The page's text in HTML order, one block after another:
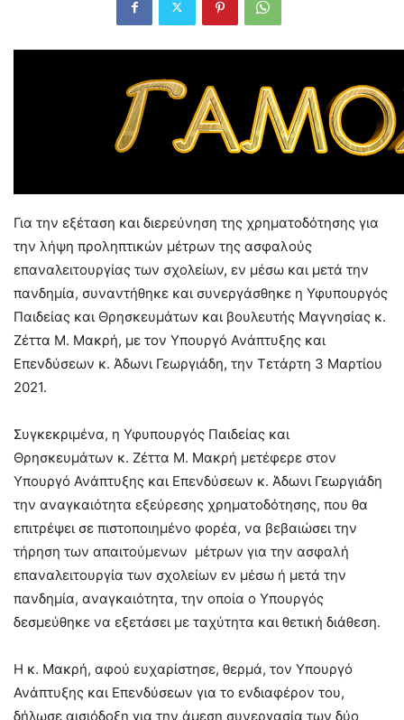
Για την εξέταση και διερεύνηση της χρηματοδότησης για
την λήψη προληπτικών μέτρων της ασφαλούς
επαναλειτουργίας των σχολείων, εν μέσω και μετά την
πανδημία, συναντήθηκε και συνεργάσθηκε η Υφυπουργός
Παιδείας και Θρησκευμάτων και βουλευτής Μαγνησίας κ.
Ζέττα Μ. Μακρή, με τον Υπουργό Ανάπτυξης και
Επενδύσεων κ. Άδωνι Γεωργιάδη, την Τετάρτη 3 Μαρτίου
2021.
Συγκεκριμένα, η Υφυπουργός Παιδείας και
Θρησκευμάτων κ. Ζέττα Μ. Μακρή μετέφερε στον
Υπουργό Ανάπτυξης και Επενδύσεων κ. Άδωνι Γεωργιάδη
την αναγκαιότητα εξεύρεσης χρηματοδότησης, που θα
επιτρέψει σε πιστοποιημένο φορέα, να βεβαιώσει την
τήρηση των απαιτούμενων μέτρων για την ασφαλή
επαναλειτουργία των σχολείων εν μέσω ή μετά την
πανδημία, αναγκαιότητα, την οποία ο Υπουργός
δεσμεύθηκε να εξετάσει με ταχύτητα και θετική διάθεση.
Η κ. Μακρή, αφού ευχαρίστησε, θερμά, τον Υπουργό
Ανάπτυξης και Επενδύσεων για το ενδιαφέρον του,
δήλωσε αισιόδοξη για την άμεση συνεργασία των δύο